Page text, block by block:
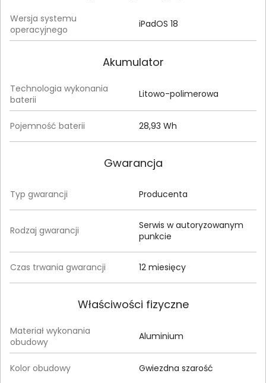
Wersja systemu
operacyjnego
iPadOS 18
Akumulator
Technologia wykonania
baterii
Litowo-polimerowa
Pojemność baterii 28,93 Wh
Gwarancja
Typ gwarancji Producenta
Rodzaj gwarancji
Serwis w autoryzowanym
punkcie
Czas trwania gwarancji 12 miesięcy
Właściwości fizyczne
Materiał wykonania
obudowy
Aluminium
Kolor obudowy Gwiezdna szarość